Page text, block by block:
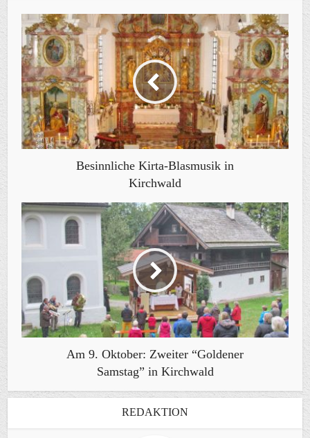
Besinnliche Kirta-Blasmusik in
Kirchwald
Am 9. Oktober: Zweiter “Goldener
Samstag” in Kirchwald
REDAKTION